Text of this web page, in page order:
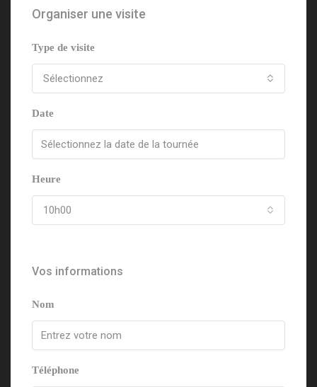
Organiser une visite
Type de visite
Sélectionnez
Date
Heure
10h00
Vos informations
Nom
Téléphone